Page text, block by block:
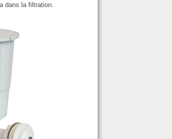
dans la filtration.